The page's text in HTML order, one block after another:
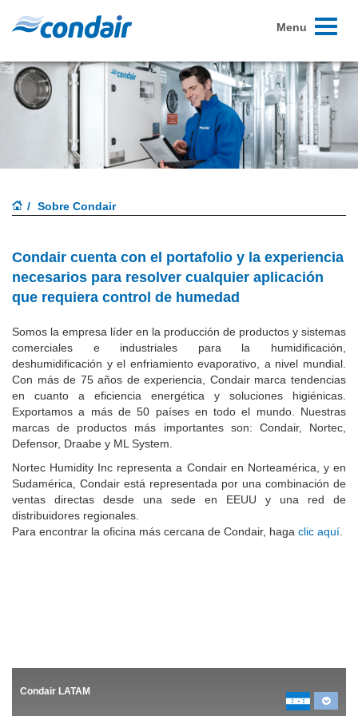
Toggle
Menu
Sobre Condair
Condair cuenta con el portafolio y la experiencia
necesarios para resolver cualquier aplicación
que requiera control de humedad
Somos la empresa líder en la producción de productos y sistemas
comerciales e industriales para la humidificación,
deshumidificación y el enfriamiento evaporativo, a nivel mundial.
Con más de 75 años de experiencia, Condair marca tendencias
en cuanto a eficiencia energética y soluciones higiénicas.
Exportamos a más de 50 países en todo el mundo. Nuestras
marcas de productos más importantes son: Condair, Nortec,
Defensor, Draabe y ML System.
Nortec Humidity Inc representa a Condair en Norteamérica, y en
Sudamérica, Condair está representada por una combinación de
ventas directas desde una sede en EEUU y una red de
distribuidores regionales.
Para encontrar la oficina más cercana de Condair, haga clic aquí.
Condair LATAM